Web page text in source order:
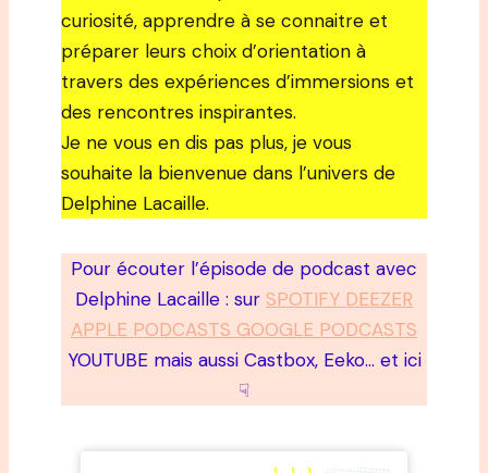
curiosité, apprendre à se connaitre et
préparer leurs choix d’orientation à
travers des expériences d’immersions et
des rencontres inspirantes.
Je ne vous en dis pas plus, je vous
souhaite la bienvenue dans l’univers de
Delphine Lacaille.
Pour écouter l’épisode de podcast avec
Delphine Lacaille : sur SPOTIFY DEEZER
APPLE PODCASTS GOOGLE PODCASTS
YOUTUBE mais aussi Castbox, Eeko… et ici
☟